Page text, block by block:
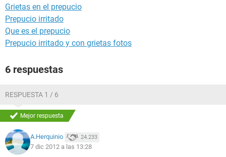
Grietas en el prepucio
Prepucio irritado
Que es el prepucio
Prepucio irritado y con grietas fotos
6 respuestas
RESPUESTA 1 / 6
Mejor respuesta
A.Herquinio 24.233
7 dic 2012 a las 13:28